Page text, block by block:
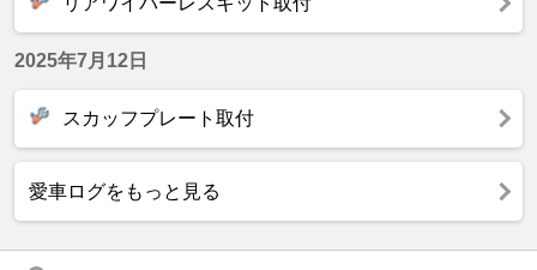
2025年7月12日
スカッフプレート取付
愛車ログをもっと見る